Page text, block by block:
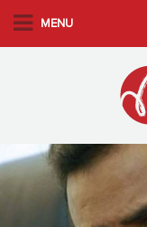
a
MENU